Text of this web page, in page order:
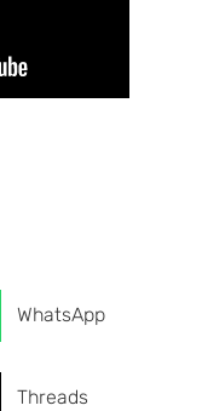
WhatsApp
Threads